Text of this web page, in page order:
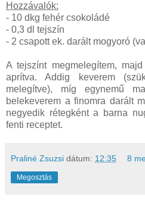
Hozzávalók:
- 10 dkg fehér csokoládé
- 0,3 dl tejszín
- 2 csapott ek. darált mogyoró
A tejszínt megmelegítem,
aprítva. Addig keverem
melegítve), míg egynemű
belekeverem a finomra darált
negyedik rétegként a barna
fenti receptet.
Praliné Zsuzsi dátum: 12:35 8
Megosztás